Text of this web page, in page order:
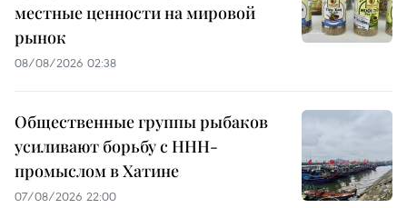
местные ценности на мировой
рынок
08/08/2026 02:38
Общественные группы рыбаков
усиливают борьбу с ННН-
промыслом в Хатине
07/08/2026 22:00